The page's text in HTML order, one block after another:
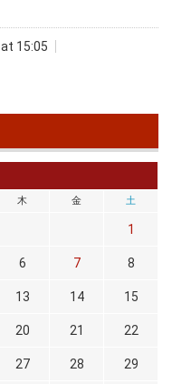
at 15:05
木 金 土
1
6 7 8
13 14 15
20 21 22
27 28 29